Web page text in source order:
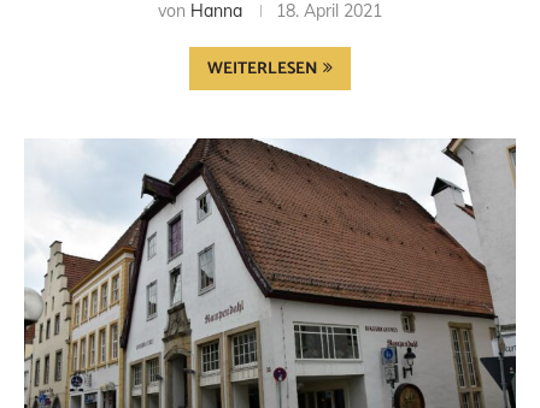
von Hanna 18. April 2021
WEITERLESEN